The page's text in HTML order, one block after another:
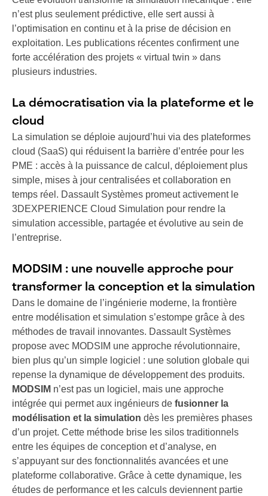
n’est plus seulement prédictive, elle sert aussi à
l’optimisation en continu et à la prise de décision en
exploitation. Les publications récentes confirment une
forte accélération des projets « virtual twin » dans
plusieurs industries.
La démocratisation via la plateforme et le
cloud
La simulation se déploie aujourd’hui via des plateformes
cloud (SaaS) qui réduisent la barrière d’entrée pour les
PME : accès à la puissance de calcul, déploiement plus
simple, mises à jour centralisées et collaboration en
temps réel. Dassault Systèmes promeut activement le
3DEXPERIENCE Cloud Simulation pour rendre la
simulation accessible, partagée et évolutive au sein de
l’entreprise.
MODSIM : une nouvelle approche pour
transformer la conception et la simulation
Dans le domaine de l’ingénierie moderne, la frontière
entre modélisation et simulation s’estompe grâce à des
méthodes de travail innovantes. Dassault Systèmes
propose avec MODSIM une approche révolutionnaire,
bien plus qu’un simple logiciel : une solution globale qui
repense la dynamique de développement des produits.
MODSIM n’est pas un logiciel, mais une approche
intégrée qui permet aux ingénieurs de fusionner la
modélisation et la simulation dès les premières phases
d’un projet. Cette méthode brise les silos traditionnels
entre les équipes de conception et d’analyse, en
s’appuyant sur des fonctionnalités avancées et une
plateforme collaborative. Grâce à cette dynamique, les
études de performance et les calculs deviennent partie